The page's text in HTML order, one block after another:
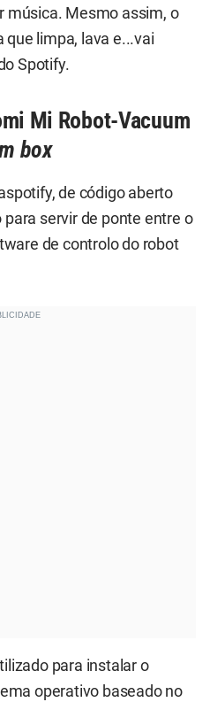
música. Mesmo assim, o
limpa, lava e...vai
Spotify.
Mi Robot-Vacuum
box
de código aberto
servir de ponte entre o
de controlo do robot
para instalar o
operativo baseado no